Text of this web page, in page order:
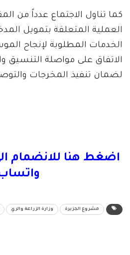
كما تناول الاجتماع عدداً من
العملية المتعلقة بتمويل
الخدمات المطلوبة لإنجاح
الاتفاق على مواصلة التنسيق
لضمان تنفيذ المخرجات
اضغط هنا للانضمام
مشروع الجزيرة وزارة الزراعة والري